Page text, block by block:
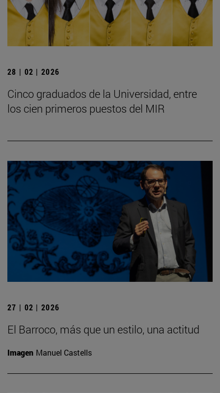
28 | 02 | 2026
Cinco graduados de la Universidad, entre
los cien primeros puestos del MIR
27 | 02 | 2026
El Barroco, más que un estilo, una actitud
Imagen Manuel Castells